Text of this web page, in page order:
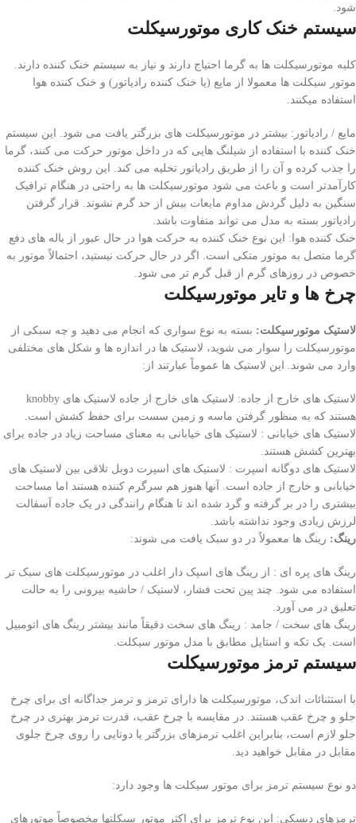
شود.
سیستم خنک کاری موتورسیکلت
کلیه موتورسیکلت ها به گرما احتیاج دارند و نیاز به سیستم خنک کننده دارند.
موتور سیکلت ها معمولا از مایع (یا خنک کننده رادیاتور) و خنک کننده هوا
استفاده میکنند.
مایع / رادیاتور: بیشتر در موتورسیکلت های بزرگتر یافت می شود. این سیستم
خنک کننده با استفاده از شیلنگ هایی که در داخل موتور حرکت می کنند، گرما
را جذب کرده و آن را از طریق رادیاتور تخلیه می کند. این روش خنک کننده
کارآمدتر است و باعث می شود موتورسیکلت ها به راحتی در هنگام ترافیک
سنگین به دلیل گردش مداوم مایعات بیش از حد گرم نشوند. قرار گرفتن
رادیاتور بسته به مدل می تواند متفاوت باشد.
خنک کننده هوا: این نوع خنک کننده به حرکت هوا در حال عبور از باله های دفع
گرما متصل به موتور متکی است. اگر در حال حرکت نیستید، احتمالاً موتور به
خصوص در روزهای گرم از قبل گرم تر می شود.
چرخ ها و تایر موتورسیکلت
لاستیک موتورسیکلت: بسته به نوع سواری که انجام می دهید و چه سبکی از
موتورسیکلت را سوار می شوید، لاستیک ها در اندازه ها و شکل های مختلفی
وارد می شوند. این لاستیک ها عموماً عبارتند از:
لاستیک های خارج از جاده: لاستیک های خارج از جاده لاستیک های knobby
هستند که به منظور گرفتن ماسه و زمین سست برای حفظ کشش است.
لاستیک های خیابانی : لاستیک های خیابانی به معنای مساحت زیاد در جاده برای
بهترین کشش هستند.
لاستیک های دوگانه اسپرت : لاستیک های اسپرت دوبل تلاقی بین لاستیک های
خیابانی و خارج از جاده است. آنها هنوز هم سرگرم کننده هستند اما مساحت
بیشتری را در بر گرفته و گرد شده اند تا هنگام رانندگی در یک جاده آسفالت
لرزش زیادی وجود نداشته باشد.
رینگ: رینگ ها معمولاً در دو سبک یافت می شوند:
رینگ های پره ای : از رینگ های اسپک دار اغلب در موتورسیکلت های سبک تر
استفاده می شود. چند پین تحت فشار، لاستیک / حاشیه بیرونی را به حالت
تعلیق در می آورد.
رینگ های سخت / جامد : رینگ های سخت دقیقاً مانند بیشتر رینگ های اتومبیل
است. یک تکه و استایل مطابق با مدل موتور سیکلت.
سیستم ترمز موتورسیکلت
با استثنائات اندک، موتورسیکلت ها دارای ترمز و ترمز جداگانه ای برای چرخ
جلو و چرخ عقب هستند. در مقایسه با چرخ عقب، قدرت ترمز بهتری در چرخ
جلو لازم است، بنابراین اغلب ترمزهای بزرگتر یا دوتایی را روی چرخ جلوی
مقابل در مقابل خواهید دید.
دو نوع سیستم ترمز برای موتور سیکلت ها وجود دارد:
ترمزهای دیسکی: این نوع ترمز برای اکثر موتور سیکلتها مخصوصاً موتورهای